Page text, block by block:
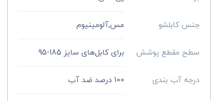
جنس کابلشو مس,آلومینیوم
سطح مقطع پوشش برای کابل‌های سایز 185-95
درجه آب بندی 100 درصد ضد آب